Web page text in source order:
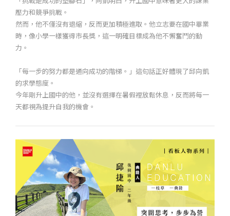
壓力和競爭挑戰。
然而，他不僅沒有退縮，反而更加積極進取。他立志要在國中畢業
時，像小學一樣獲得市長獎，這一明確目標成為他不懈奮鬥的動
力。
「每一步的努力都是通向成功的階梯。」這句話正好體現了邱向凱
的求學態度。
今年剛升上國中的他，並沒有選擇在暑假裡放鬆休息，反而將每一
天都視為提升自我的機會。